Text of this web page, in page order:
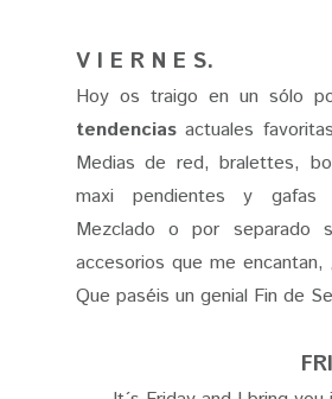
V I E R N E S.
Hoy os traigo en un sólo
tendencias actuales
Medias de red, bralettes,
maxi pendientes y gafas
Mezclado o por separado
accesorios que me
Que paséis un genial Fin de